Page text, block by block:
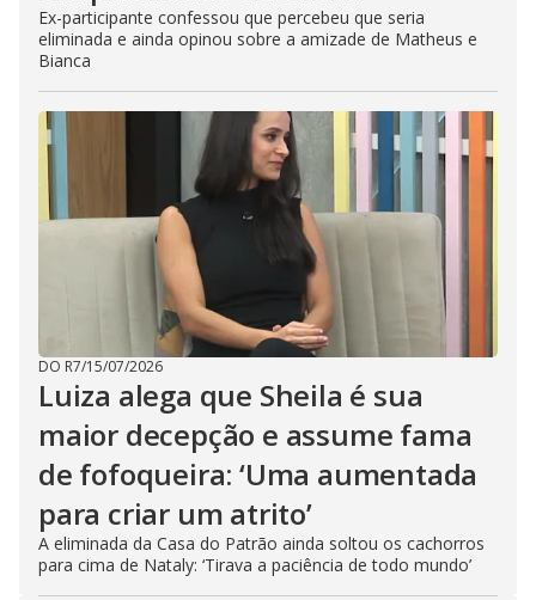
Ex-participante confessou que percebeu que seria
eliminada e ainda opinou sobre a amizade de Matheus e
Bianca
DO R7/15/07/2026
Luiza alega que Sheila é sua
maior decepção e assume fama
de fofoqueira: ‘Uma aumentada
para criar um atrito’
A eliminada da Casa do Patrão ainda soltou os cachorros
para cima de Nataly: ‘Tirava a paciência de todo mundo’